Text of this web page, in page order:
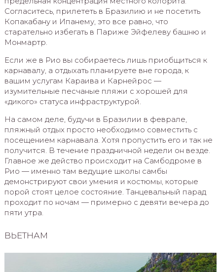
Согласитесь, прилететь в Бразилию и не посетить
Копакабану и Ипанему, это все равно, что
старательно избегать в Париже Эйфелеву башню и
Монмартр.
Если же в Рио вы собираетесь лишь приобщиться к
карнавалу, а отдыхать планируете вне города, к
вашим услугам Караива и Карнейрос —
изумительные песчаные пляжи с хорошей для
«дикого» статуса инфраструктурой.
На самом деле, будучи в Бразилии в феврале,
пляжный отдых просто необходимо совместить с
посещением карнавала. Хотя пропустить его и так не
получится. В течение праздничной недели он везде.
Главное же действо происходит на Самбодроме в
Рио — именно там ведущие школы самбы
демонстрируют свои умения и костюмы, которые
порой стоят целое состояние. Танцевальный парад
проходит по ночам — примерно с девяти вечера до
пяти утра.
ВЬЕТНАМ